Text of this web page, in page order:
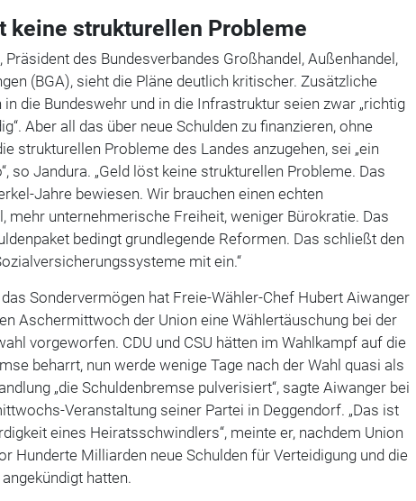
keine strukturellen Probleme
Präsident des Bundesverbandes Großhandel, Außenhandel,
(BGA), sieht die Pläne deutlich kritischer. Zusätzliche
die Bundeswehr und in die Infrastruktur seien zwar „richtig
Aber all das über neue Schulden zu finanzieren, ohne
strukturellen Probleme des Landes anzugehen, sei „ein
so Jandura. „Geld löst keine strukturellen Probleme. Das
Jahre bewiesen. Wir brauchen einen echten
mehr unternehmerische Freiheit, weniger Bürokratie. Das
bedingt grundlegende Reformen. Das schließt den
mit ein.“
Sondervermögen hat Freie-Wähler-Chef Hubert Aiwanger
Aschermittwoch der Union eine Wählertäuschung bei der
vorgeworfen. CDU und CSU hätten im Wahlkampf auf die
beharrt, nun werde wenige Tage nach der Wahl quasi als
„die Schuldenbremse pulverisiert“, sagte Aiwanger bei
Veranstaltung seiner Partei in Deggendorf. „Das ist
eines Heiratsschwindlers“, meinte er, nachdem Union
Hunderte Milliarden neue Schulden für Verteidigung und die
hatten.